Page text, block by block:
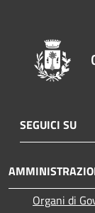
SEGUICI SU
Organi di